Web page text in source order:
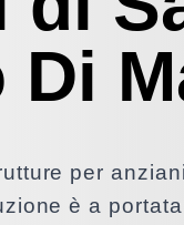
Di
per
è a portata